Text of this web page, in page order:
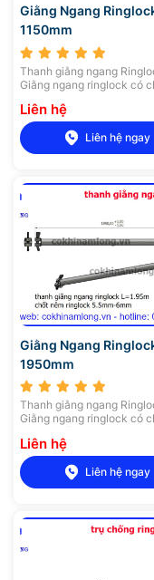
Giằng Ngang
1150mm
Thanh giằng ngang
Giằng ngang ringlock có
các trụ chống đứng lại với
tạo thành một hệ giàn
chắc chắn.
Liên hệ
Liên hệ ngay
Giằng Ngang
1950mm
Thanh giằng ngang
Giằng ngang ringlock có
các trụ chống đứng lại với
tạo thành một hệ giàn
chắc chắn.
Liên hệ
Liên hệ ngay